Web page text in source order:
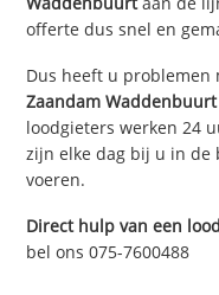
offerte dus snel en
Dus heeft u problemen
Zaandam Waddenbuurt
loodgieters werken 24
zijn elke dag bij u in
voeren.
Direct hulp van een
bel ons 075-7600488